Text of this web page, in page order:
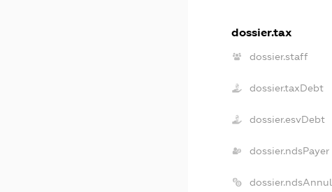
dossier.tax
dossier.staff
dossier.taxDebt
dossier.esvDebt
dossier.ndsPayer
dossier.ndsAnnul